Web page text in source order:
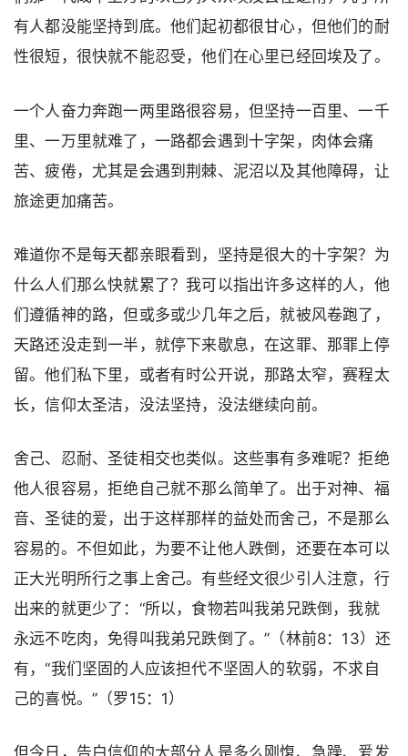
有人都没能坚持到底。他们起初都很甘心，但他们的耐
性很短，很快就不能忍受，他们在心里已经回埃及了。
一个人奋力奔跑一两里路很容易，但坚持一百里、一千
里、一万里就难了，一路都会遇到十字架，肉体会痛
苦、疲倦，尤其是会遇到荆棘、泥沼以及其他障碍，让
旅途更加痛苦。
难道你不是每天都亲眼看到，坚持是很大的十字架？为
什么人们那么快就累了？我可以指出许多这样的人，他
们遵循神的路，但或多或少几年之后，就被风卷跑了，
天路还没走到一半，就停下来歇息，在这罪、那罪上停
留。他们私下里，或者有时公开说，那路太窄，赛程太
长，信仰太圣洁，没法坚持，没法继续向前。
舍己、忍耐、圣徒相交也类似。这些事有多难呢？拒绝
他人很容易，拒绝自己就不那么简单了。出于对神、福
音、圣徒的爱，出于这样那样的益处而舍己，不是那么
容易的。不但如此，为要不让他人跌倒，还要在本可以
正大光明所行之事上舍己。有些经文很少引人注意，行
出来的就更少了：“所以，食物若叫我弟兄跌倒，我就
永远不吃肉，免得叫我弟兄跌倒了。”（林前8：13）还
有，“我们坚固的人应该担代不坚固人的软弱，不求自
己的喜悦。”（罗15：1）